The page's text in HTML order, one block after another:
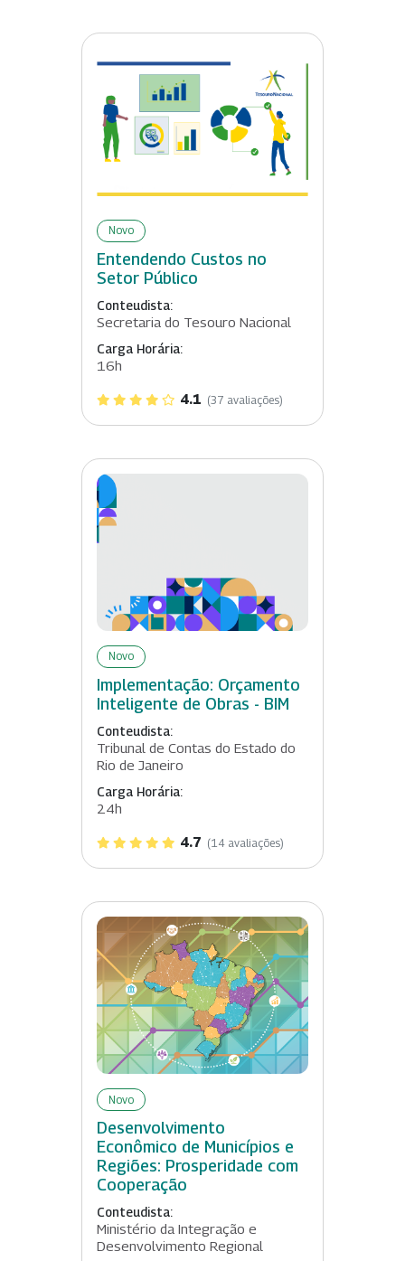
Novo
Entendendo Custos no
Setor Público
Conteudista:
Secretaria do Tesouro Nacional
Carga Horária:
16h
4.1 (37 avaliações)
Novo
Implementação: Orçamento
Inteligente de Obras - BIM
Conteudista:
Tribunal de Contas do Estado do
Rio de Janeiro
Carga Horária:
24h
4.7 (14 avaliações)
Novo
Desenvolvimento
Econômico de Municípios e
Regiões: Prosperidade com
Cooperação
Conteudista:
Ministério da Integração e
Desenvolvimento Regional